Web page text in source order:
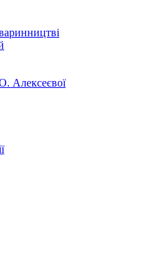
Алексеєвої